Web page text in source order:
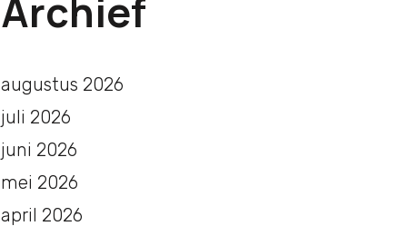
Archief
augustus 2026
juli 2026
juni 2026
mei 2026
april 2026